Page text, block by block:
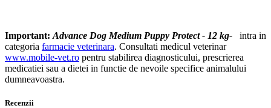
Important: Advance Dog Medium Puppy Protect - 12 kg-
intra in
categoria farmacie veterinara. Consultati medicul veterinar
www.mobile-vet.ro pentru stabilirea diagnosticului, prescrierea
medicatiei sau a dietei in functie de nevoile specifice animalului
dumneavoastra.
Recenzii